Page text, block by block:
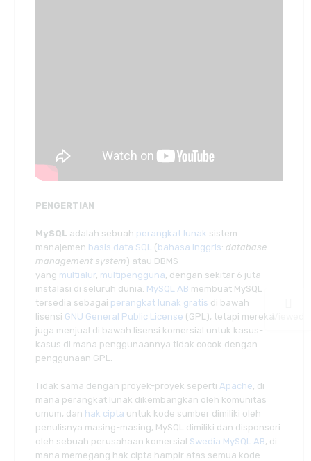
PENGERTIAN
MySQL adalah sebuah perangkat lunak sistem
manajemen basis data SQL (bahasa Inggris: database
management system) atau DBMS
yang multialur, multipengguna, dengan sekitar 6 juta
instalasi di seluruh dunia. MySQL AB membuat MySQL
tersedia sebagai perangkat lunak gratis di bawah
lisensi GNU General Public License (GPL), tetapi mereka
juga menjual di bawah lisensi komersial untuk kasus-
kasus di mana penggunaannya tidak cocok dengan
penggunaan GPL.
Tidak sama dengan proyek-proyek seperti Apache, di
mana perangkat lunak dikembangkan oleh komunitas
umum, dan hak cipta untuk kode sumber dimiliki oleh
penulisnya masing-masing, MySQL dimiliki dan disponsori
oleh sebuah perusahaan komersial Swedia MySQL AB, di
mana memegang hak cipta hampir atas semua kode
Viewed